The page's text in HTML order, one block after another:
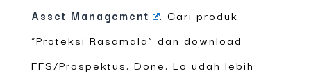
Asset Management
. Cari produk
“Proteksi Rasamala” dan download
FFS/Prospektus. Done. Lo udah lebih